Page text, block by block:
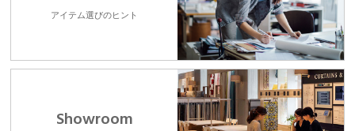
アイテム選びのヒント
Showroom